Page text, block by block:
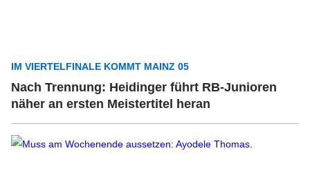
IM VIERTELFINALE KOMMT MAINZ 05
Nach Trennung: Heidinger führt RB-Junioren
näher an ersten Meistertitel heran